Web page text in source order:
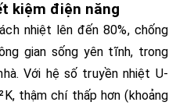
kiệm điện năng
nhiệt lên đến 80%, chống
gian sống yên tĩnh, trong
Với hệ số truyền nhiệt U-
thậm chí thấp hơn (khoảng